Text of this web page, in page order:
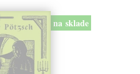
na sklade